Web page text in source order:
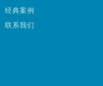
经典案例
联系我们